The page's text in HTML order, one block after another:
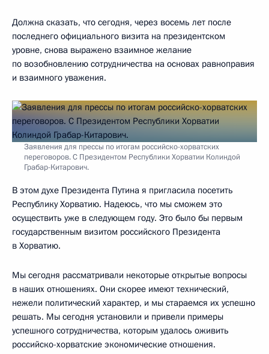
Должна сказать, что сегодня, через восемь лет после
последнего официального визита на президентском
уровне, снова выражено взаимное желание
по возобновлению сотрудничества на основах равноправия
и взаимного уважения.
Заявления для прессы по итогам российско-хорватских
переговоров. С Президентом Республики Хорватии Колиндой
Грабар-Китарович.
В этом духе Президента Путина я пригласила посетить
Республику Хорватию. Надеюсь, что мы сможем это
осуществить уже в следующем году. Это было бы первым
государственным визитом российского Президента
в Хорватию.
Мы сегодня рассматривали некоторые открытые вопросы
в наших отношениях. Они скорее имеют технический,
нежели политический характер, и мы стараемся их успешно
решать. Мы сегодня установили и привели примеры
успешного сотрудничества, которым удалось оживить
российско-хорватские экономические отношения.